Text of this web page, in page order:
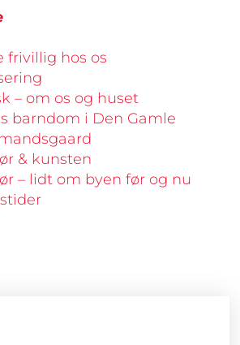
frivillig hos os
– om os og huset
barndom i Den Gamle
& kunsten
– lidt om byen før og nu